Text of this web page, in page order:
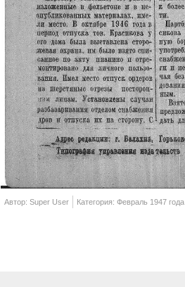
Автор: Super User Категория: Февраль 1947 года